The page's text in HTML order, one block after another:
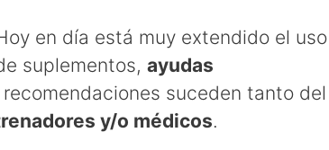
en día está muy extendido el uso
suplementos, ayudas
recomendaciones suceden tanto del
y/o médicos.